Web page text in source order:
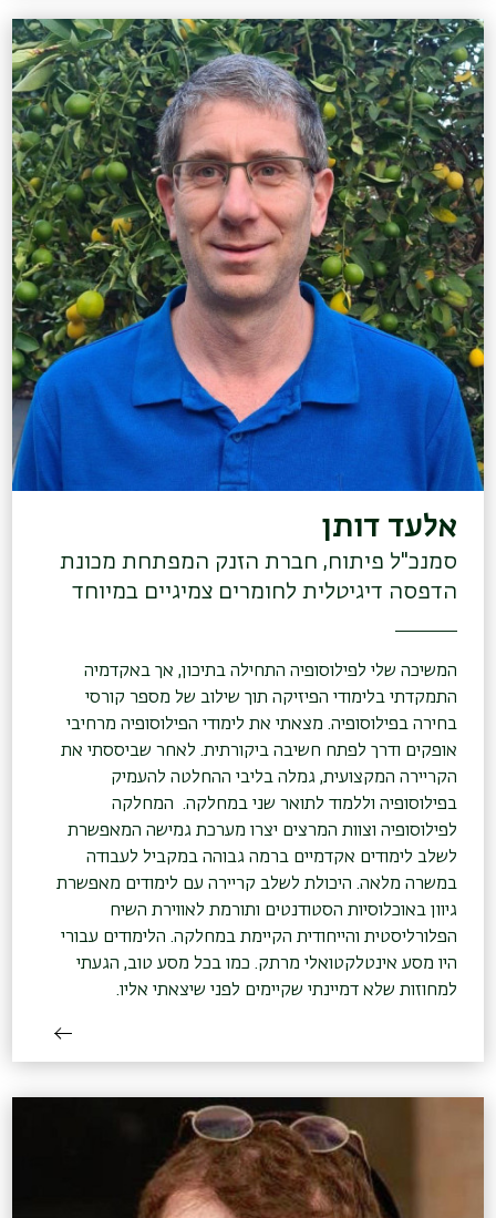
אלעד דותן
סמנכ"ל פיתוח, חברת הזנק המפתחת מכונת
הדפסה דיגיטלית לחומרים צמיגיים במיוחד
המשיכה שלי לפילוסופיה התחילה בתיכון, אך באקדמיה
התמקדתי בלימודי הפיזיקה תוך שילוב של מספר קורסי
בחירה בפילוסופיה. מצאתי את לימודי הפילוסופיה מרחיבי
אופקים ודרך לפתח חשיבה ביקורתית. לאחר שביססתי את
הקריירה המקצועית, גמלה בליבי ההחלטה להעמיק
בפילוסופיה וללמוד לתואר שני במחלקה. המחלקה
לפילוסופיה וצוות המרצים יצרו מערכת גמישה המאפשרת
לשלב לימודים אקדמיים ברמה גבוהה במקביל לעבודה
במשרה מלאה. היכולת לשלב קריירה עם לימודים מאפשרת
גיוון באוכלוסיות הסטודנטים ותורמת לאווירת השיח
הפלורליסטית והייחודית הקיימת במחלקה. הלימודים עבורי
היו מסע אינטלקטואלי מרתק. כמו בכל מסע טוב, הגעתי
למחוזות שלא דמיינתי שקיימים לפני שיצאתי אליו.